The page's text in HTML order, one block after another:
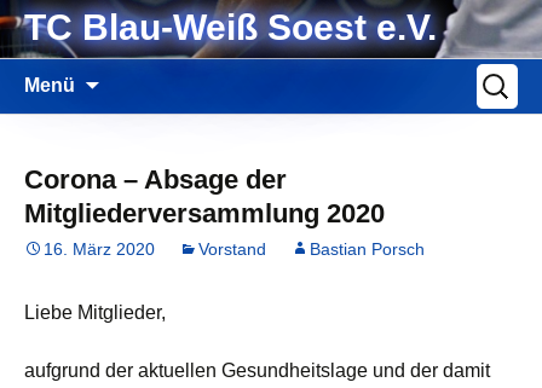
Zum
InhaltTC Blau-Weiß Soest e.V.
Menü
nach:
Corona – Absage der
Mitgliederversammlung 2020
16. März 2020 Vorstand Bastian Porsch
Liebe Mitglieder,
aufgrund der aktuellen Gesundheitslage und der damit